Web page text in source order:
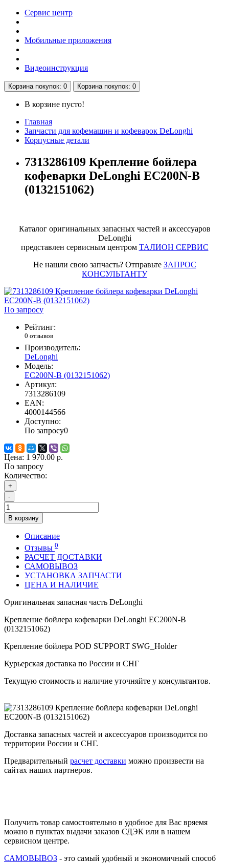
Сервис центр
Мобильные приложения
Видеоинструкция
Корзинапокупок: 0 Корзинапокупок: 0
В корзине пусто!
Главная
Запчасти для кофемашин и кофеварок DeLonghi
Корпусные детали
7313286109 Крепление бойлера
кофеварки DeLonghi EC200N-B
(0132151062)
Каталог оригинальных запасных частей и аксессуаров
DeLonghi
представлен сервисным центром ТАЛИОН СЕРВИС
Не нашли свою запчасть? Отправьте ЗАПРОС
КОНСУЛЬТАНТУ
По запросу
Рейтинг:
0 отзывов
Производитель:
DeLonghi
Модель:
EC200N-B (0132151062)
Артикул:
7313286109
EAN:
4000144566
Доступно:
По запросу0
Цена: 1 970.00 р.
По запросу
Количество:
+
-
В корзину
Описание
Отзывы 0
РАСЧЕТ ДОСТАВКИ
САМОВЫВОЗ
УСТАНОВКА ЗАПЧАСТИ
ЦЕНА И НАЛИЧИЕ
Оригинальная запасная часть DeLonghi
Крепление бойлера кофеварки DeLonghi EC200N-B
(0132151062)
Крепление бойлера POD SUPPORT SWG_Holder
Курьерская доставка по России и СНГ
Текущую стоимость и наличие уточняйте у консультантов.
Доставка запасных частей и аксессуаров производится по
территории России и СНГ.
Предварительный расчет доставки можно произвести на
сайтах наших партнеров.
Получить товар самостоятельно в удобное для Вас вряемя
можно в пунктах выдачи заказов СДЭК или в нашем
сервисном центре.
САМОВЫВОЗ - это самый удобный и экономичный способ